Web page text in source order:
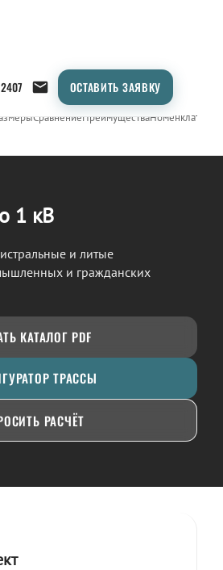
ОСТАВИТЬ ЗАЯВКУ
СравнениеПреимуществаНоменклатура
1 кВ
и литые
и гражданских
КАТАЛОГ PDF
ТРАССЫ
РАСЧЁТ